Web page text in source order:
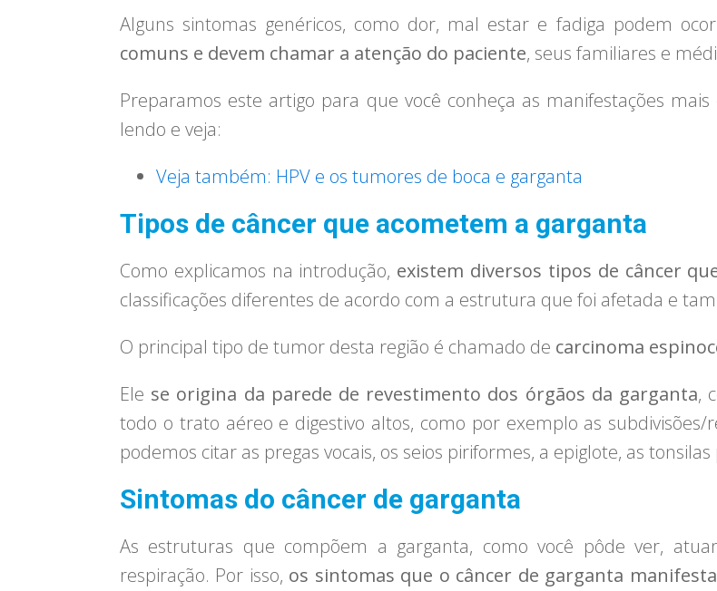
Alguns sintomas genéricos, como dor, mal estar e fadiga podem
comuns e devem chamar a atenção do paciente, seus familiares e
Preparamos este artigo para que você conheça as manifestações
lendo e veja:
Veja também: HPV e os tumores de boca e garganta
Tipos de câncer que acometem a garganta
Como explicamos na introdução, existem diversos tipos de câncer
classificações diferentes de acordo com a estrutura que foi afetada e
O principal tipo de tumor desta região é chamado de carcinoma
Ele se origina da parede de revestimento dos órgãos da garganta,
todo o trato aéreo e digestivo altos, como por exemplo as
podemos citar as pregas vocais, os seios piriformes, a epiglote, as
Sintomas do câncer de garganta
As estruturas que compõem a garganta, como você pôde ver,
respiração. Por isso, os sintomas que o câncer de garganta